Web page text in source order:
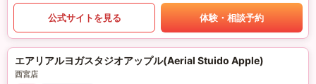
公式サイトを見る 体験・相談予約
エアリアルヨガスタジオアップル(Aerial Stuido Apple)
西宮店